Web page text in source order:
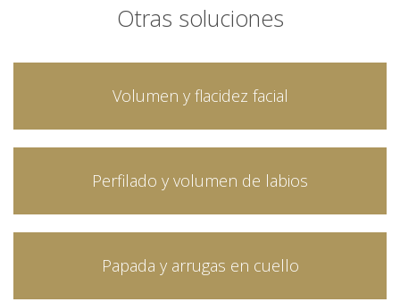
Otras soluciones
Volumen y flacidez facial
Perfilado y volumen de labios
Papada y arrugas en cuello